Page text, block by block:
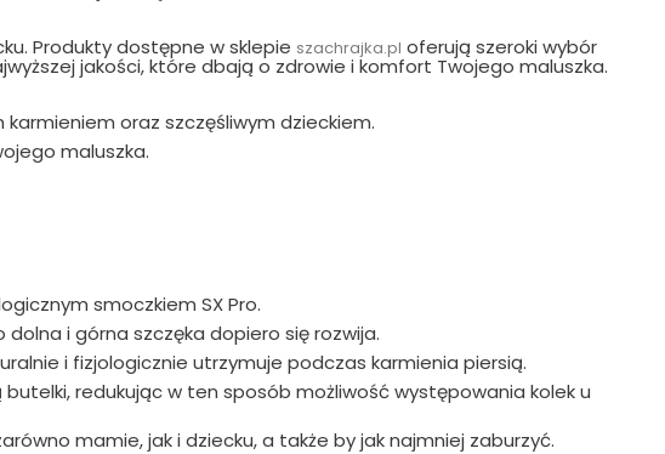
Produkty dostępne w sklepie szachrajka.pl oferują szeroki wybór
jakości, które dbają o zdrowie i komfort Twojego maluszka.
karmieniem oraz szczęśliwym dzieckiem.
maluszka.
smoczkiem SX Pro.
i górna szczęka dopiero się rozwija.
i fizjologicznie utrzymuje podczas karmienia piersią.
redukując w ten sposób możliwość występowania kolek u
mamie, jak i dziecku, a także by jak najmniej zaburzyć.